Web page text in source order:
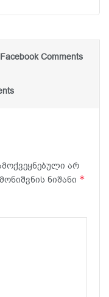
Facebook Comments
არ
ნიშანი *